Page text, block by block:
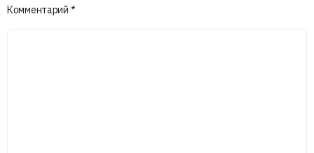
Комментарий *